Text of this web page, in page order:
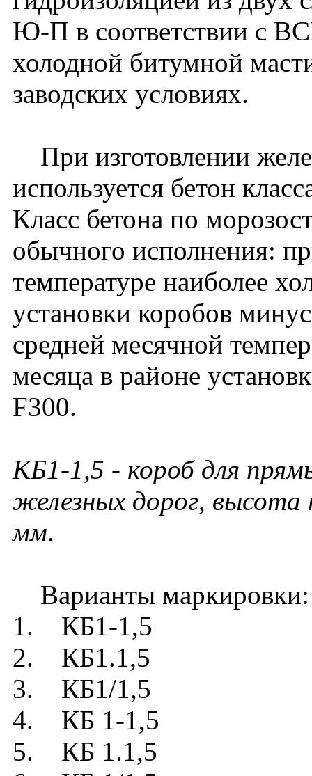
Ю-П в соответствии с
холодной битумной
заводских условиях.
При изготовлении
используется бетон
Класс бетона по
обычного исполнения:
температуре наиболее
установки коробов
средней месячной
месяца в районе
F300.
КБ1-1,5 - короб для
железных дорог,
мм.
Варианты маркировки:
1. КБ1-1,5
2. КБ1.1,5
3. КБ1/1,5
4. КБ 1-1,5
5. КБ 1.1,5